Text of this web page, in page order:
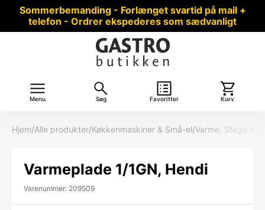
Sommerbemanding - Forlænget svartid på mail +
telefon - Ordrer ekspederes som sædvanligt
Menu Søg Favoritter Kurv
Hjem/Alle produkter/Køkkenmaskiner & Små-el/Varme, Stege &
Varmeplade 1/1GN, Hendi
Varenummer: 209509